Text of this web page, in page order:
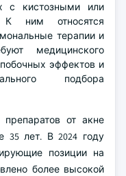
с кистозными или
К ним относятся
терапии и
медицинского
эффектов и
подбора
от акне
35 лет. В 2024 году
позиции на
более высокой